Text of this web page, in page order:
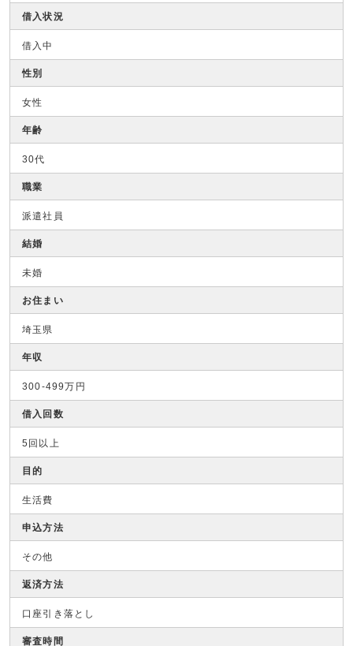
借入状況
借入中
性別
女性
年齢
30代
職業
派遣社員
結婚
未婚
お住まい
埼玉県
年収
300-499万円
借入回数
5回以上
目的
生活費
申込方法
その他
返済方法
口座引き落とし
審査時間